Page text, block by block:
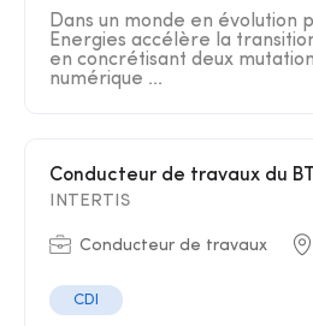
Dans un monde en évolution
Energies accélère la
en concrétisant deux
numérique ...
Conducteur de travaux du
INTERTIS
Conducteur de travaux
CDI